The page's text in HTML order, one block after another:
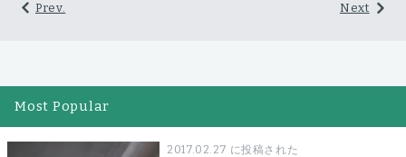
Next
Prev.
Most Popular
2017.02.27 に投稿された